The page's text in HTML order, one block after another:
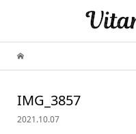
IMG_3857
2021.10.07